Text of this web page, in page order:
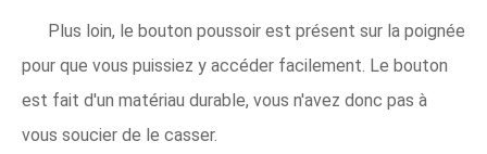
Plus loin, le bouton poussoir est présent sur la poignée
pour que vous puissiez y accéder facilement. Le bouton
est fait d'un matériau durable, vous n'avez donc pas à
vous soucier de le casser.